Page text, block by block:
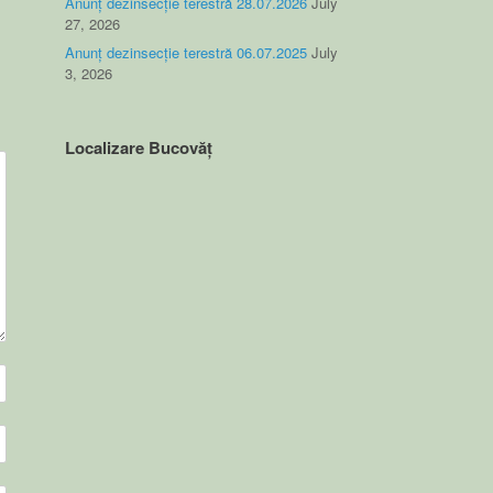
27, 2026
Anunț dezinsecție terestră 06.07.2025 July
3, 2026
Localizare Bucovăț